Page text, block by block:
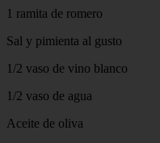
1 ramita de romero
Sal y pimienta al gusto
1/2 vaso de vino blanco
1/2 vaso de agua
Aceite de oliva